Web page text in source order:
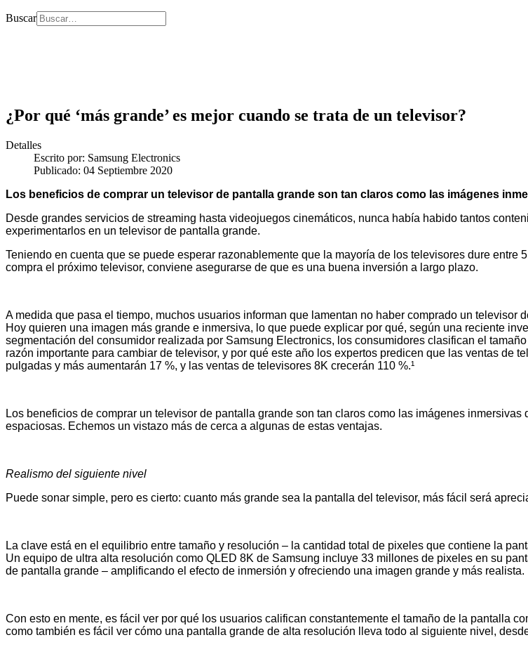
Buscar
¿Por qué ‘más grande’ es mejor cuando se trata de un televisor?
Detalles
Escrito por: Samsung Electronics
Publicado: 04 Septiembre 2020
Los beneficios de comprar un televisor de pantalla grande son tan claros como las imágenes
Desde grandes servicios de streaming hasta videojuegos cinemáticos, nunca había habido tantos
experimentarlos en un televisor de pantalla grande.
Teniendo en cuenta que se puede esperar razonablemente que la mayoría de los televisores dure entre
compra el próximo televisor, conviene asegurarse de que es una buena inversión a largo plazo.
A medida que pasa el tiempo, muchos usuarios informan que lamentan no haber comprado un televisor
Hoy quieren una imagen más grande e inmersiva, lo que puede explicar por qué, según una reciente
segmentación del consumidor realizada por Samsung Electronics, los consumidores clasifican el
razón importante para cambiar de televisor, y por qué este año los expertos predicen que las ventas de
pulgadas y más aumentarán 17 %, y las ventas de televisores 8K crecerán 110 %.¹
Los beneficios de comprar un televisor de pantalla grande son tan claros como las imágenes inmersivas
espaciosas. Echemos un vistazo más de cerca a algunas de estas ventajas.
Realismo del siguiente nivel
Puede sonar simple, pero es cierto: cuanto más grande sea la pantalla del televisor, más fácil será
La clave está en el equilibrio entre tamaño y resolución – la cantidad total de pixeles que contiene la
Un equipo de ultra alta resolución como QLED 8K de Samsung incluye 33 millones de pixeles en su
de pantalla grande – amplificando el efecto de inmersión y ofreciendo una imagen grande y más realista.
Con esto en mente, es fácil ver por qué los usuarios califican constantemente el tamaño de la pantalla
como también es fácil ver cómo una pantalla grande de alta resolución lleva todo al siguiente nivel,